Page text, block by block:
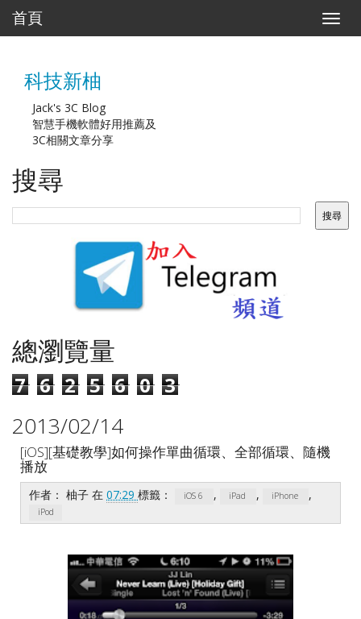
T
o
o
首頁
科技新柚
Jack's 3C Blog
智慧手機軟體好用推薦及
3C相關文章分享
搜尋
總瀏覽量
7 6 2 5 6 0 3
2013/02/14
[iOS][基礎教學]如何操作單曲循環、全部循環、隨機
播放
作者： 柚子 在 07:29 標籤： iOS 6 , iPad , iPhone ,
iPod